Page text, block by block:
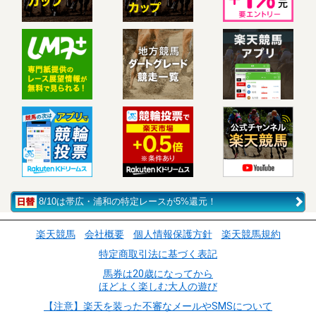
8/10は帯広・浦和の特定レースが5%還元！
楽天競馬 会社概要 個人情報保護方針
楽天競馬規約
特定商取引法に基づく表記
馬券は20歳になってから
ほどよく楽しむ大人の遊び
【注意】楽天を装った不審なメールやSMSについて